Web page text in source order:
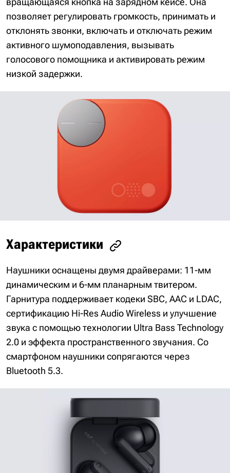
позволяет регулировать громкость, принимать и
отклонять звонки, включать и отключать режим
активного шумоподавления, вызывать
голосового помощника и активировать режим
низкой задержки.
Характеристики
Наушники оснащены двумя драйверами: 11-мм
динамическим и 6-мм планарным твитером.
Гарнитура поддерживает кодеки SBC, AAC и LDAC,
сертификацию Hi-Res Audio Wireless и улучшение
звука с помощью технологии Ultra Bass Technology
2.0 и эффекта пространственного звучания. Со
смартфоном наушники сопрягаются через
Bluetooth 5.3.